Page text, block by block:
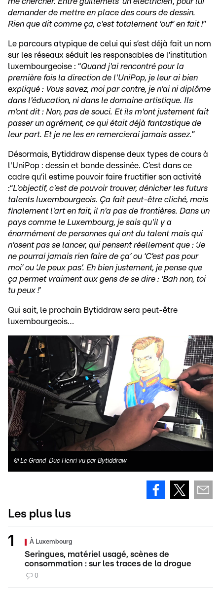
demander de mettre en place des cours de dessin.
Rien que dit comme ça, c'est totalement ‘ouf’ en fait !”
Le parcours atypique de celui qui s’est déjà fait un nom
sur les réseaux séduit les responsables de l’institution
luxembourgeoise : “Quand j'ai rencontré pour la
première fois la direction de l'UniPop, je leur ai bien
expliqué : Vous savez, moi par contre, je n'ai ni diplôme
dans l'éducation, ni dans le domaine artistique. Ils
m’ont dit : Non, pas de souci. Et ils m'ont justement fait
passer un agrément, ce qui était déjà fantastique de
leur part. Et je ne les en remercierai jamais assez.”
Désormais, Bytiddraw dispense deux types de cours à
l'UniPop : dessin et bande dessinée. C’est dans ce
cadre qu’il estime pouvoir faire fructifier son activité
:“L'objectif, c'est de pouvoir trouver, dénicher les futurs
talents luxembourgeois. Ça fait peut-être cliché, mais
finalement l'art en fait, il n'a pas de frontières. Dans un
pays comme le Luxembourg, je sais qu'il y a
énormément de personnes qui ont du talent mais qui
n'osent pas se lancer, qui pensent réellement que : ‘Je
ne pourrai jamais rien faire de ça’ ou ‘C’est pas pour
moi’ ou ‘Je peux pas’. Eh bien justement, je pense que
ça permet vraiment aux gens de se dire : ‘Bah non, toi
tu peux !’
Qui sait, le prochain Bytiddraw sera peut-être
luxembourgeois…
© Le Grand-Duc Henri vu par Bytiddraw
Les plus lus
À Luxembourg
Seringues, matériel usagé, scènes de
consommation : sur les traces de la drogue
0